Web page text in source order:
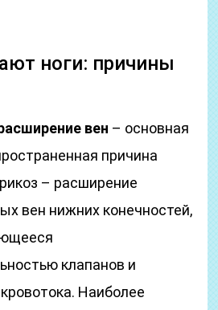
ноги: причины
вен – основная
причина
– расширение
вен нижних конечностей,
клапанов и
Наиболее